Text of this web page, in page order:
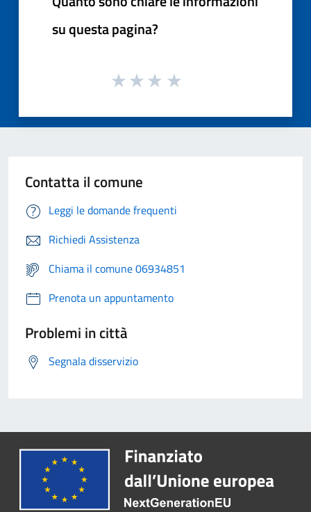
su questa pagina?
Contatta il comune
Leggi le domande frequenti
Richiedi Assistenza
Chiama il comune 06934851
Prenota un appuntamento
Problemi in città
Segnala disservizio